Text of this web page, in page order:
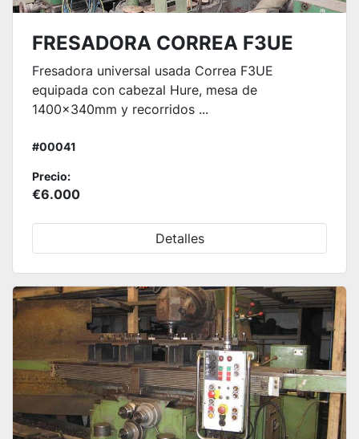
FRESADORA CORREA F3UE
Fresadora universal usada Correa F3UE
equipada con cabezal Hure, mesa de
1400x340mm y recorridos ...
#00041
Precio:
€6.000
Detalles